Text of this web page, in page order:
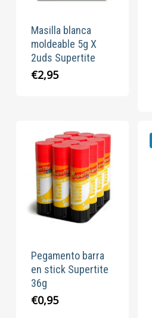
Masilla blanca
moldeable 5g X
2uds Supertite
€2,95
Pegamento barra
en stick Supertite
36g
€0,95